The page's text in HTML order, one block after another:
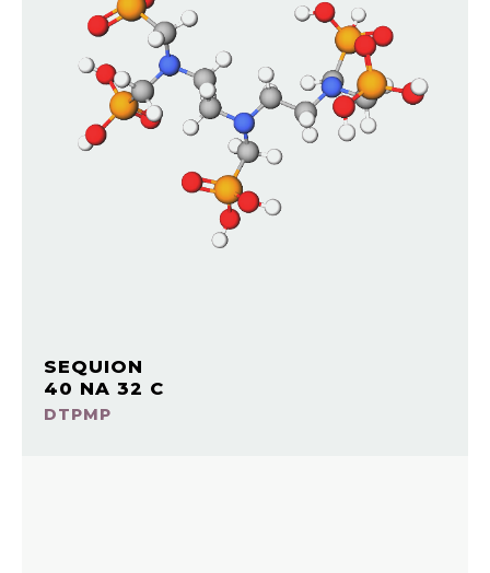
SEQUION
40 NA 32 C
DTPMP